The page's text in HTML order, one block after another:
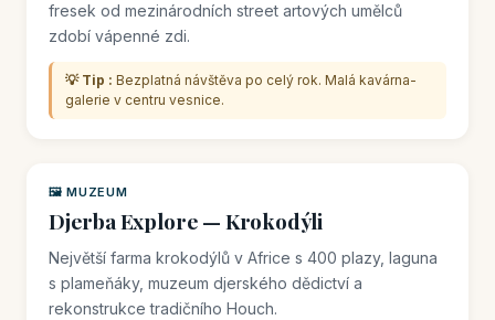
fresek od mezinárodních street artových umělců
zdobí vápenné zdi.
💡 Tip : Bezplatná návštěva po celý rok. Malá kavárna-
galerie v centru vesnice.
🖼️ MUZEUM
Djerba Explore — Krokodýli
Největší farma krokodýlů v Africe s 400 plazy, laguna
s plameňáky, muzeum djerského dědictví a
rekonstrukce tradičního Houch.